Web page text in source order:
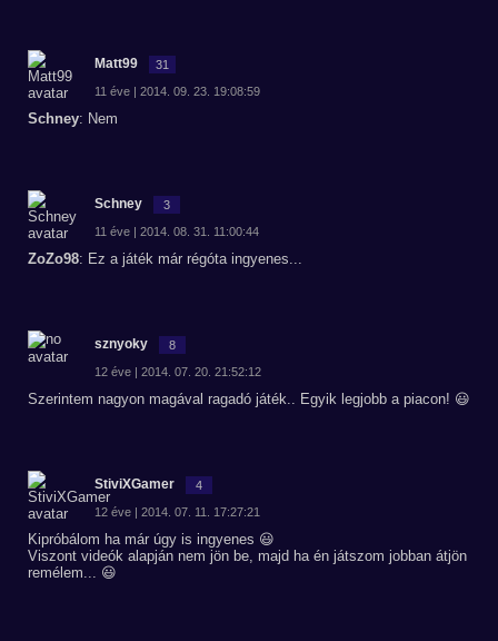
Matt99 31
11 éve | 2014. 09. 23. 19:08:59
Schney: Nem
Schney 3
11 éve | 2014. 08. 31. 11:00:44
ZoZo98: Ez a játék már régóta ingyenes...
sznyoky 8
12 éve | 2014. 07. 20. 21:52:12
Szerintem nagyon magával ragadó játék.. Egyik legjobb a piacon! 😃
StiviXGamer 4
12 éve | 2014. 07. 11. 17:27:21
Kipróbálom ha már úgy is ingyenes 😃
Viszont videók alapján nem jön be, majd ha én játszom jobban átjön
remélem... 😃